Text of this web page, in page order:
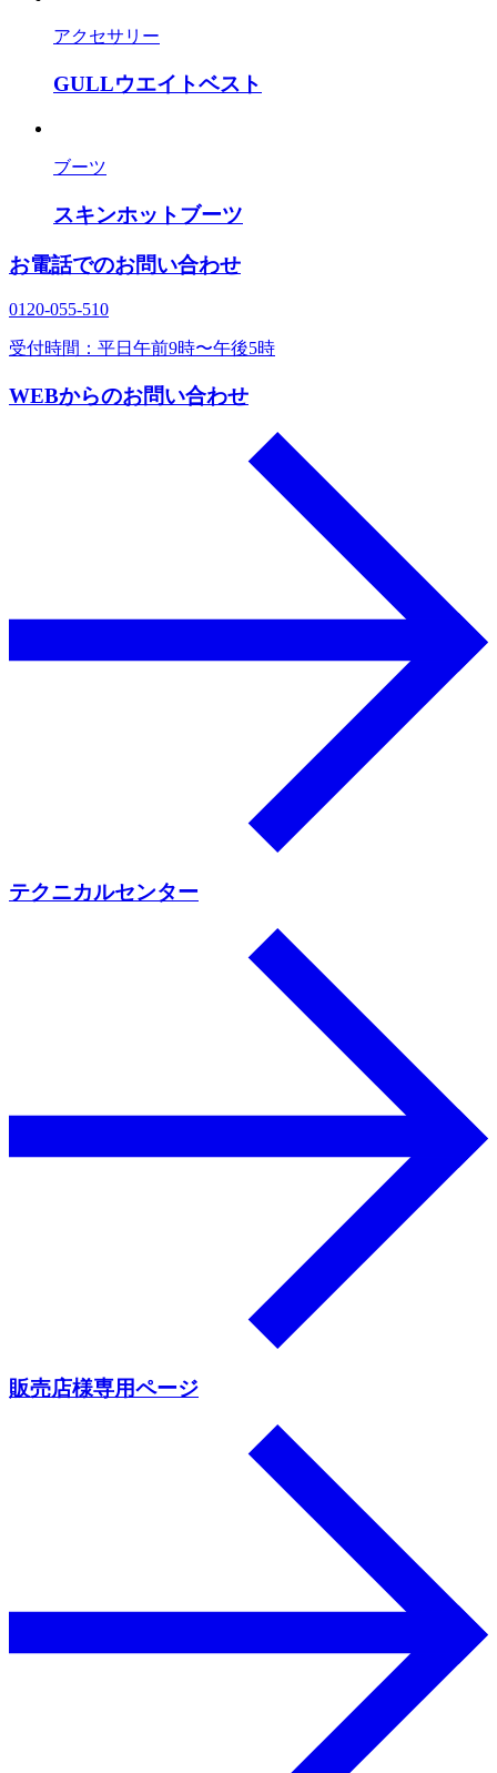
アクセサリー
GULLウエイトベスト
ブーツ
スキンホットブーツ
お電話でのお問い合わせ
0120‐055‐510
受付時間：平日午前9時〜午後5時
WEBからのお問い合わせ
テクニカルセンター
販売店様専用ページ